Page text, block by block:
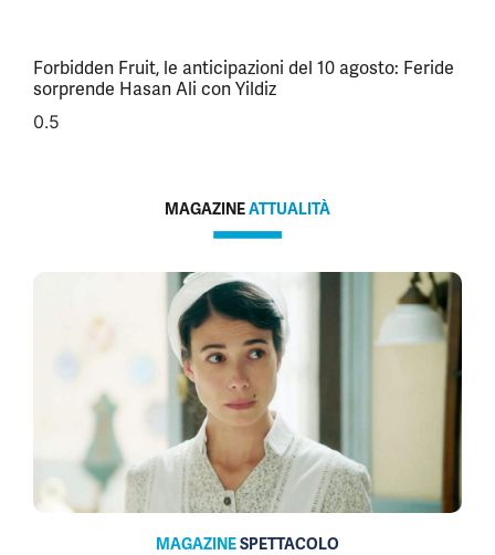
Forbidden Fruit, le anticipazioni del 10 agosto: Feride
sorprende Hasan Ali con Yildiz
MAGAZINEATTUALITÀ
MAGAZINESPETTACOLO